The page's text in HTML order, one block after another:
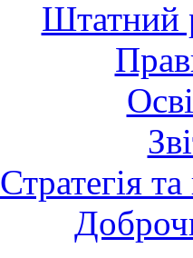
Штатний
Стратегія